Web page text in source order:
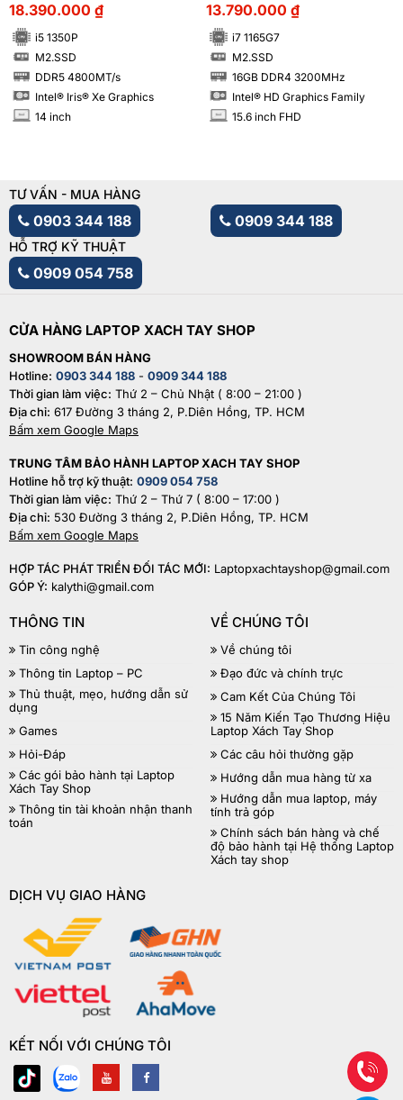
18.390.000 ₫
i5 1350P
SSD M2.SSD
DDR5 4800MT/s
Intel® Iris® Xe Graphics
INCH 14 inch
13.790.000 ₫
i7 1165G7
SSD M2.SSD
16GB DDR4 3200MHz
Intel® HD Graphics Family
INCH 15.6 inch FHD
TƯ VẤN - MUA HÀNG
0903 344 188 0909 344 188
HỖ TRỢ KỸ THUẬT
0909 054 758
CỬA HÀNG LAPTOP XACH TAY SHOP
SHOWROOM BÁN HÀNG
Hotline: 0903 344 188 - 0909 344 188
Thời gian làm việc: Thứ 2 – Chủ Nhật ( 8:00 – 21:00 )
Địa chỉ: 617 Đường 3 tháng 2, P.Diên Hồng, TP. HCM
Bấm xem Google Maps
TRUNG TÂM BẢO HÀNH LAPTOP XACH TAY SHOP
Hotline hỗ trợ kỹ thuật: 0909 054 758
Thời gian làm việc: Thứ 2 – Thứ 7 ( 8:00 – 17:00 )
Địa chỉ: 530 Đường 3 tháng 2, P.Diên Hồng, TP. HCM
Bấm xem Google Maps
HỢP TÁC PHÁT TRIỂN ĐỐI TÁC MỚI: Laptopxachtayshop@gmail.com
GÓP Ý: kalythi@gmail.com
THÔNG TIN
Tin công nghệ
Thông tin Laptop – PC
Thủ thuật, mẹo, hướng dẫn sử
dụng
Games
Hỏi-Đáp
Các gói bảo hành tại Laptop
Xách Tay Shop
Thông tin tài khoản nhận thanh
toán
VỀ CHÚNG TÔI
Về chúng tôi
Đạo đức và chính trực
Cam Kết Của Chúng Tôi
15 Năm Kiến Tạo Thương Hiệu
Laptop Xách Tay Shop
Các câu hỏi thường gặp
Hướng dẫn mua hàng từ xa
Hướng dẫn mua laptop, máy
tính trả góp
Chính sách bán hàng và chế
độ bảo hành tại Hệ thống Laptop
Xách tay shop
DỊCH VỤ GIAO HÀNG
KẾT NỐI VỚI CHÚNG TÔI